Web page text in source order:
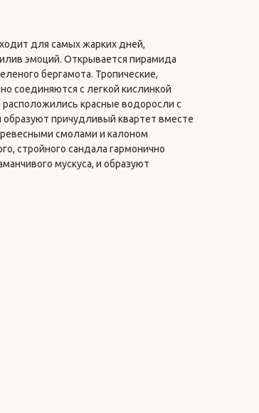
для самых жарких дней,
эмоций. Открывается пирамида
бергамота. Тропические,
соединяются с легкой кислинкой
красные водоросли с
причудливый квартет вместе
смолами и калоном
стройного сандала гармонично
мускуса, и образуют